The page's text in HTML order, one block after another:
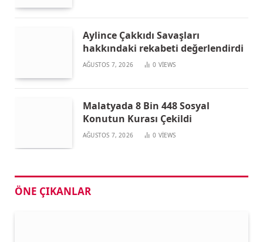
Aylince Çakkıdı Savaşları
hakkındaki rekabeti değerlendirdi
AĞUSTOS 7, 2026 0 VIEWS
Malatyada 8 Bin 448 Sosyal
Konutun Kurası Çekildi
AĞUSTOS 7, 2026 0 VIEWS
ÖNE ÇIKANLAR